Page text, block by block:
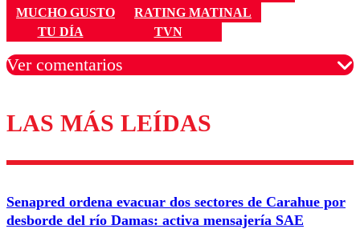
MUCHO GUSTO
RATING MATINAL
TU DÍA
TVN
Ver comentarios
Los comentarios son moderados para garantizar un
diálogo respetuoso.
Correo
LAS MÁS LEÍDAS
Senapred ordena evacuar dos sectores de Carahue por
desborde del río Damas: activa mensajería SAE